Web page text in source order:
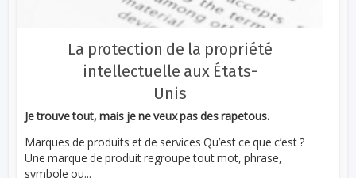
La protection de la propriété
intellectuelle aux États-
Unis
Je trouve tout, mais je ne veux pas des rapetous.
Marques de produits et de services Qu’est ce que c’est ?
Une marque de produit regroupe tout mot, phrase,
symbole ou...